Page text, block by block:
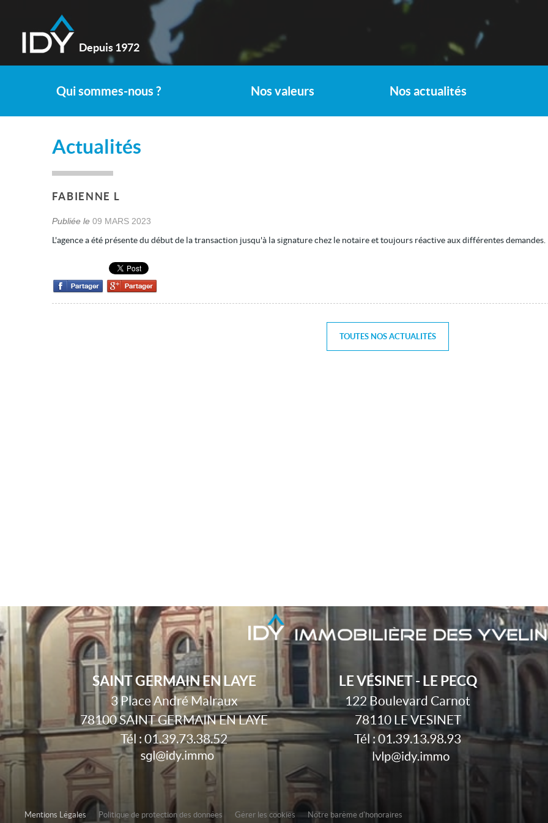
Depuis 1972
Qui sommes-nous ? Nos valeurs Nos actualités
Actualités
FABIENNE L
Publiée le 09 MARS 2023
L'agence a été présente du début de la transaction jusqu'à la signature chez le notaire et toujours réactive aux différentes demandes.
TOUTES NOS ACTUALITÉS
SAINT GERMAIN EN LAYE
3 Place André Malraux
78100SAINT GERMAIN EN LAYE
Tél :01.39.73.38.52
LE VÉSINET - LE PECQ
122 Boulevard Carnot
78110 LE VESINET
Tél :01.39.13.98.93
Mentions Légales Politique de protection des données Gérer les cookies
Notre barème d'honoraires